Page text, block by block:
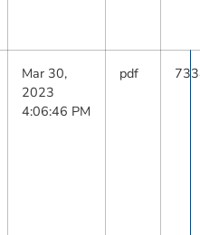
Mar 30,
2023
4:06:46 PM
pdf